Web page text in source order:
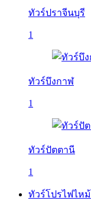
ทัวร์ปราจีนบุรี
1
ทัวร์บึงกาฬ
1
ทัวร์ปัตตานี
1
ทัวร์โปรไฟไหม้